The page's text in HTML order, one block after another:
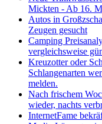
Mickten - Ab 16.
Autos in
Zeugen gesucht
Camping
vergleichsweise
Kreuzotter oder
Schlangenarten
melden.
Nach frischem
wieder, nachts
InternetFame